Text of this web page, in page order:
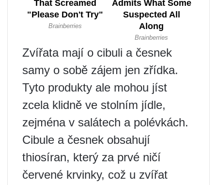
Zvířata mají o cibuli a česnek
samy o sobě zájem jen zřídka.
Tyto produkty ale mohou jíst
zcela klidně ve stolním jídle,
zejména v salátech a polévkách.
Cibule a česnek obsahují
thiosíran, který za prvé ničí
červené krvinky, což u zvířat